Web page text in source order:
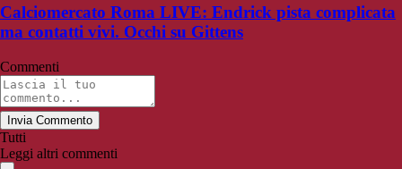
Calciomercato Roma LIVE: Endrick pista complicata
ma contatti vivi. Occhi su Gittens
Commenti
Invia Commento
Tutti
Leggi altri commenti